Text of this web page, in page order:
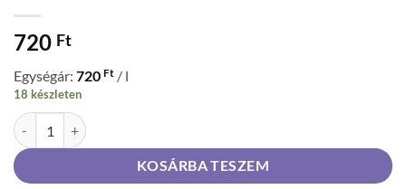
720 Ft
Egységár: 720 Ft / l
18 készleten
AJAX Floral Fiesta Ultra Fresh háztartási tisztítószer 1 l mennyiség
KOSÁRBA TESZEM